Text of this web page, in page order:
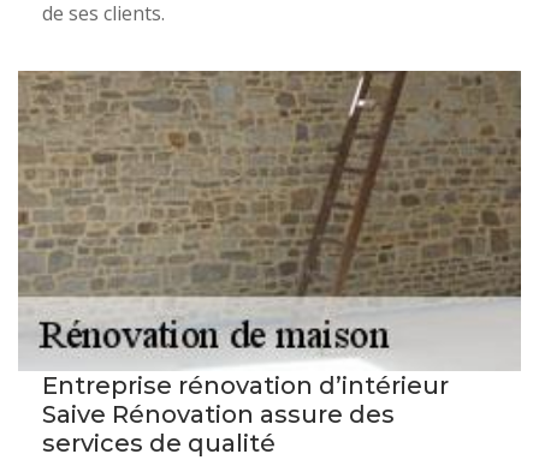
de ses clients.
Entreprise rénovation d’intérieur
Saive Rénovation assure des
services de qualité